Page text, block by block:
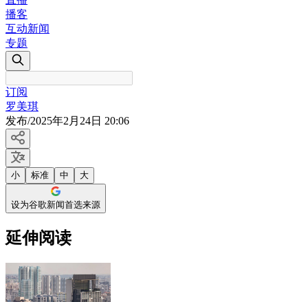
播客
互动新闻
专题
订阅
罗美琪
发布/2025年2月24日 20:06
小 标准 中 大
设为谷歌新闻首选来源
延伸阅读